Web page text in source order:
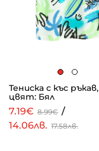
Тениска с къс ръкав,
цвят: Бял
7.19€ 8.99€ /
14.06лв. 17.58лв.